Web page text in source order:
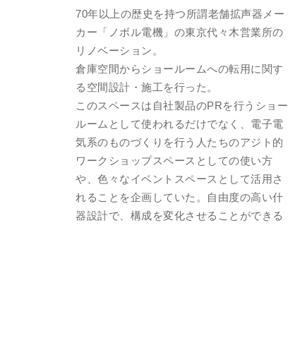
70年以上の歴史を持つ所謂老舗拡声器メー
カー「ノボル電機」の東京代々木営業所の
リノベーション。
倉庫空間からショールームへの転用に関す
る空間設計・施工を行った。
このスペースは自社製品のPRを行うショー
ルームとして使われるだけでなく、電子電
気系のものづくりを行う人たちのアジト的
ワークショップスペースとしての使い方
や、色々なイベントスペースとして活用さ
れることを企画していた。自由度の高い什
器設計で、構成を変化させることができる